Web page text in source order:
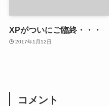
XPがついにご臨終・・・
2017年1月12日
コメント